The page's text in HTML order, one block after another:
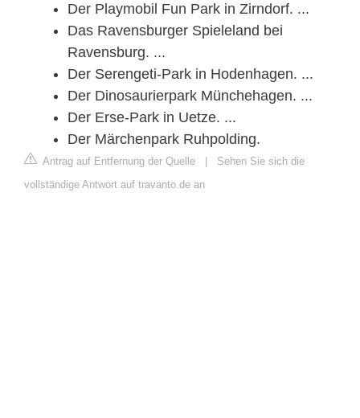
Der Playmobil Fun Park in Zirndorf. ...
Das Ravensburger Spieleland bei
Ravensburg. ...
Der Serengeti-Park in Hodenhagen. ...
Der Dinosaurierpark Münchehagen. ...
Der Erse-Park in Uetze. ...
Der Märchenpark Ruhpolding.
Antrag auf Entfernung der Quelle
Sehen Sie sich die
vollständige Antwort auf travanto.de an